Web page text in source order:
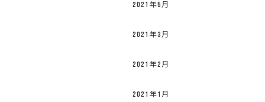
2021年5月
2021年3月
2021年2月
2021年1月